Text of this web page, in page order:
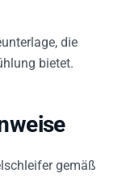
die
bietet.
gemäß